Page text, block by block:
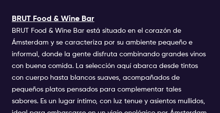
BRUT Food & Wine Bar
BRUT Food & Wine Bar está situado en el corazón de
Ámsterdam y se caracteriza por su ambiente pequeño e
informal, donde la gente disfruta combinando grandes vinos
con buena comida. La selección aquí abarca desde tintos
con cuerpo hasta blancos suaves, acompañados de
pequeños platos pensados para complementar tales
sabores. Es un lugar íntimo, con luz tenue y asientos mullidos,